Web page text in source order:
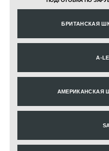
БРИТАНСКАЯ
A-
АМЕРИКАНСКАЯ